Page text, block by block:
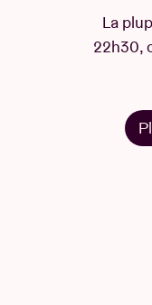
La
22h30,